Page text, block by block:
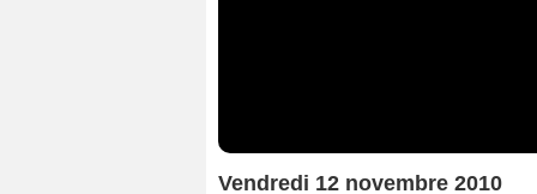
Vendredi 12 novembre 2010